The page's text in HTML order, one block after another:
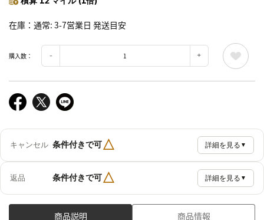
在庫 通常: 3-7営業日 発送目安
購入数：
キャンセル 条件付きで可△ 詳細を見る ▼
返品 条件付きで可△ 詳細を見る ▼
商品説明 商品情報